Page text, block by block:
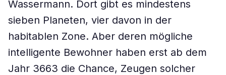
Wassermann. Dort gibt es mindestens
sieben Planeten, vier davon in der
habitablen Zone. Aber deren mögliche
intelligente Bewohner haben erst ab dem
Jahr 3663 die Chance, Zeugen solcher